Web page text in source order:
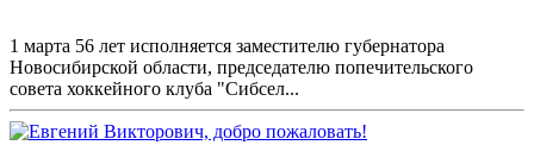
1 марта 56 лет исполняется заместителю губернатора
Новосибирской области, председателю попечительского
совета хоккейного клуба "Сибсел...